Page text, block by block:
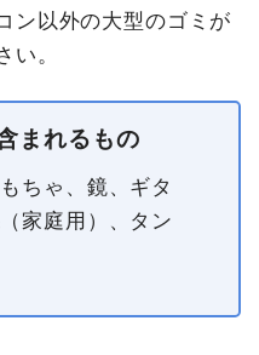
ン以外の大型のゴミが
い。
まれるもの
ちゃ、鏡、ギタ
家庭用）、タン